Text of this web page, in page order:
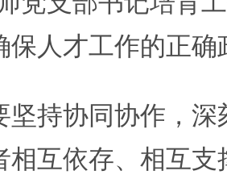
保人才工作的正确
持协同协作，深
相互依存、相互